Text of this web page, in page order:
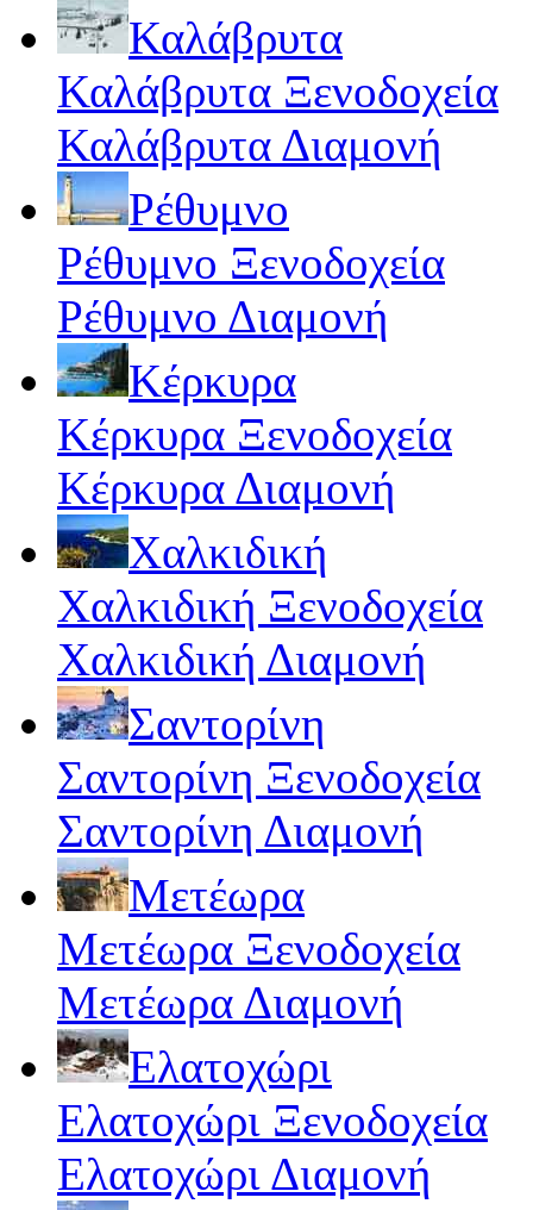
Καλάβρυτα
Καλάβρυτα Ξενοδοχεία
Καλάβρυτα Διαμονή
Ρέθυμνο
Ρέθυμνο Ξενοδοχεία
Ρέθυμνο Διαμονή
Κέρκυρα
Κέρκυρα Ξενοδοχεία
Κέρκυρα Διαμονή
Χαλκιδική
Χαλκιδική Ξενοδοχεία
Χαλκιδική Διαμονή
Σαντορίνη
Σαντορίνη Ξενοδοχεία
Σαντορίνη Διαμονή
Μετέωρα
Μετέωρα Ξενοδοχεία
Μετέωρα Διαμονή
Ελατοχώρι
Ελατοχώρι Ξενοδοχεία
Ελατοχώρι Διαμονή